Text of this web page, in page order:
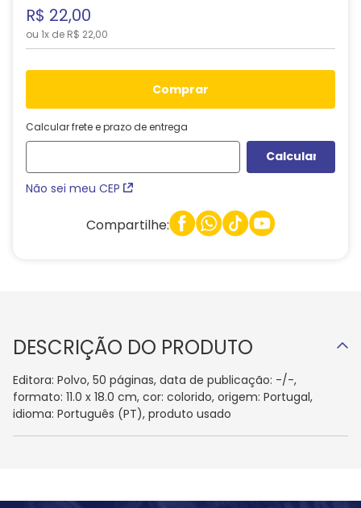
R$ 22,00
ou 1x de R$ 22,00
comprar
Calcular frete e prazo de entrega
Não sei meu CEP
Compartilhe:
DESCRIÇÃO DO PRODUTO
Editora: Polvo, 50 páginas, data de publicação: -/-,
formato: 11.0 x 18.0 cm, cor: colorido, origem: Portugal,
idioma: Português (PT), produto usado